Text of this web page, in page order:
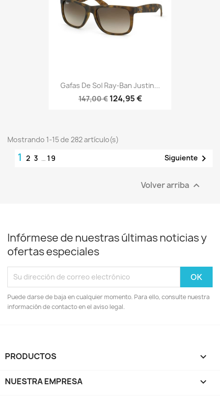
Gafas De Sol Ray-Ban Justin...
147,00 € 124,95 €
Mostrando 1-15 de 282 artículo(s)
1 2 3 … 19 Siguiente 
Volver arriba 
Infórmese de nuestras últimas noticias y
ofertas especiales
Puede darse de baja en cualquier momento. Para ello, consulte nuestra
información de contacto en el aviso legal.
PRODUCTOS 
NUESTRA EMPRESA 